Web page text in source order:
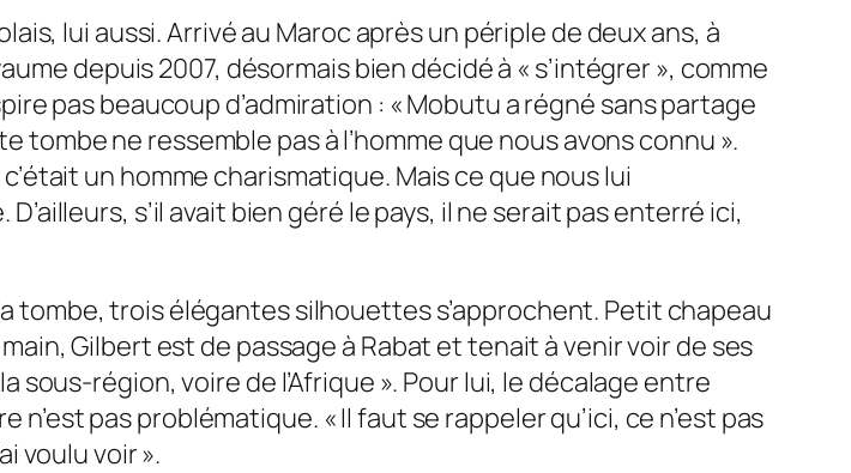
lui aussi. Arrivé au Maroc après un périple de deux ans, à
depuis 2007, désormais bien décidé à « s’intégrer », comme
pas beaucoup d’admiration : «Mobutu a régné sans partage
tombe ne ressemble pas à l’homme que nous avons connu ».
un homme charismatique. Mais ce que nous lui
s’il avait bien géré le pays, il ne serait pas enterré ici,
tombe, trois élégantes silhouettes s’approchent. Petit chapeau
Gilbert est de passage à Rabat et tenait à venir voir de ses
sous-région, voire de l’Afrique ». Pour lui, le décalage entre
n’est pas problématique. «Il faut se rappeler qu’ici, ce n’est pas
voulu voir».